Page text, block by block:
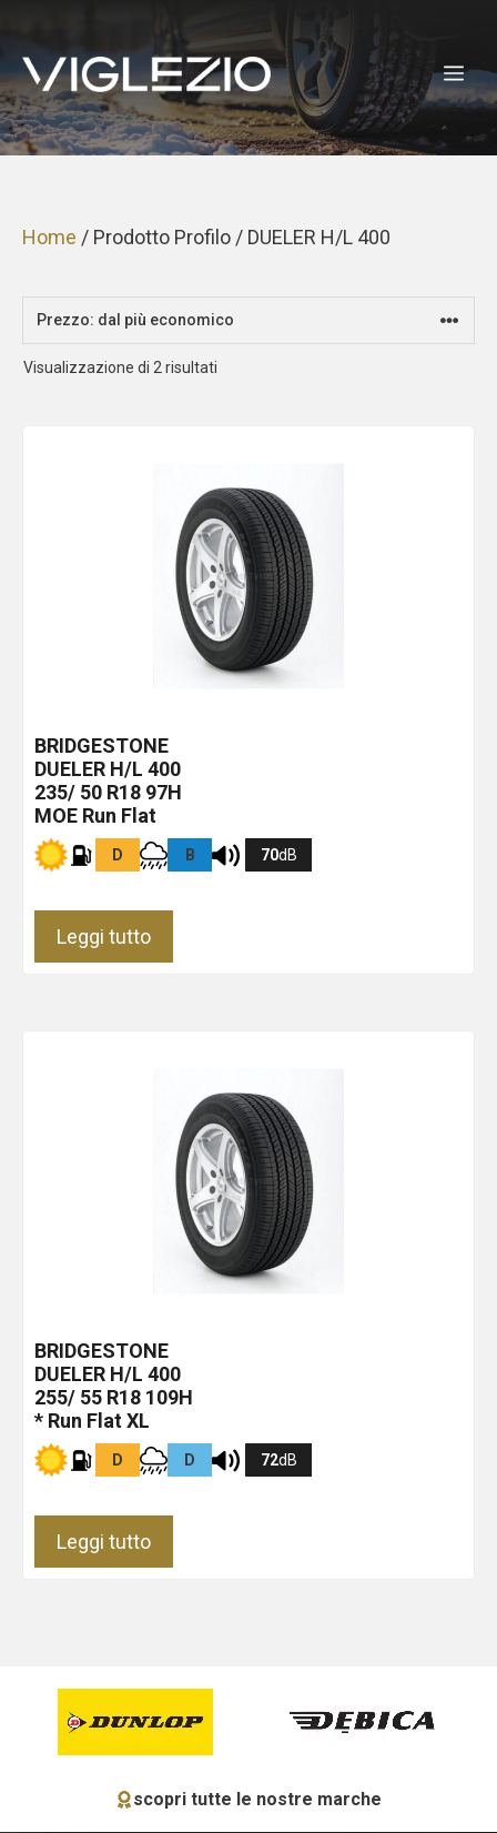
contenuto
Home / Prodotto Profilo / DUELER H/L 400
Visualizzazione di 2 risultati
BRIDGESTONE
DUELER H/L 400
235/ 50 R18 97H
MOE Run Flat
D B 70dB
Leggi tutto
BRIDGESTONE
DUELER H/L 400
255/ 55 R18 109H
* Run Flat XL
D D 72dB
Leggi tutto
scopri tutte le nostre marche